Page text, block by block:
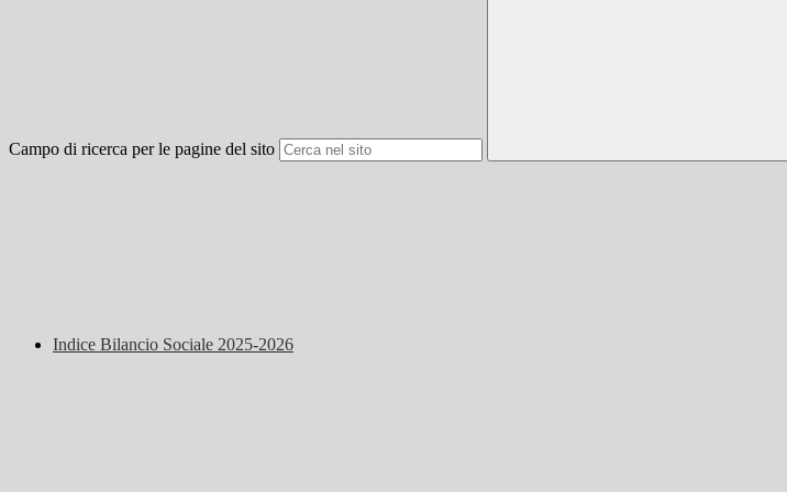
Campo di ricerca per le pagine del sito
Indice Bilancio Sociale 2025-2026